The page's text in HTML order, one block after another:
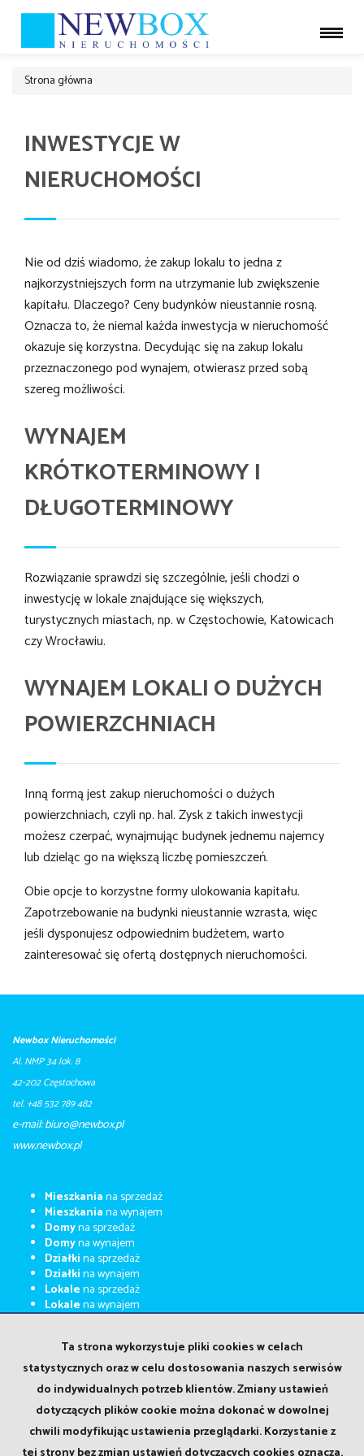
Strona główna
INWESTYCJE W
NIERUCHOMOŚCI
Nie od dziś wiadomo, że zakup lokalu to jedna z
najkorzystniejszych form na utrzymanie lub zwiększenie
kapitału. Dlaczego? Ceny budynków nieustannie rosną.
Oznacza to, że niemal każda inwestycja w nieruchomość
okazuje się korzystna. Decydując się na zakup lokalu
przeznaczonego pod wynajem, otwierasz przed sobą
szereg możliwości.
WYNAJEM
KRÓTKOTERMINOWY I
DŁUGOTERMINOWY
Rozwiązanie sprawdzi się szczególnie, jeśli chodzi o
inwestycję w lokale znajdujące się większych,
turystycznych miastach, np. w Częstochowie, Katowicach
czy Wrocławiu.
WYNAJEM LOKALI O DUŻYCH
POWIERZCHNIACH
Inną formą jest zakup nieruchomości o dużych
powierzchniach, czyli np. hal. Zysk z takich inwestycji
możesz czerpać, wynajmując budynek jednemu najemcy
lub dzieląc go na większą liczbę pomieszczeń.
Obie opcje to korzystne formy ulokowania kapitału.
Zapotrzebowanie na budynki nieustannie wzrasta, więc
jeśli dysponujesz odpowiednim budżetem, warto
zainteresować się ofertą dostępnych nieruchomości.
Newbox Nieruchomości
Al. NMP 34 lok. 8
42-202 Częstochowa
tel. +48 532 789 482
e-mail: biuro@newbox.pl
​​​​​www.newbox.pl
Mieszkaniana sprzedaż
Mieszkaniana wynajem
Domyna sprzedaż
Domyna wynajem
Działkina sprzedaż
Działkina wynajem
Lokalena sprzedaż
Lokalena wynajem
Kalkulator kosztów
Kalkulator kredytowy
Home staging
Wirtualne wizyty
Oferty na wyłączność
Praca w Newbox
Polityka prywatności
Ta strona wykorzystuje pliki cookies w celach
statystycznych oraz w celu dostosowania naszych serwisów
do indywidualnych potrzeb klientów. Zmiany ustawień
dotyczących plików cookie można dokonać w dowolnej
chwili modyfikując ustawienia przeglądarki. Korzystanie z